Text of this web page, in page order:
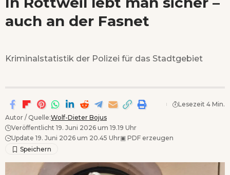
auch an der Fasnet
Kriminalstatistik der Polizei für das Stadtgebiet
Autor / Quelle:Wolf-Dieter Bojus
Veröffentlicht 19. Juni 2026 um 19.19 Uhr
Update 19. Juni 2026 um 20.45 Uhr▣ PDF erzeugen
Lesezeit 4 Min.